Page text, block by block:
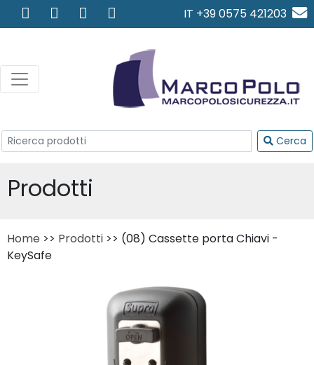
IT +39 0575 421203
Cerca
Prodotti
Home >> Prodotti >> (08) Cassette porta Chiavi -
KeySafe